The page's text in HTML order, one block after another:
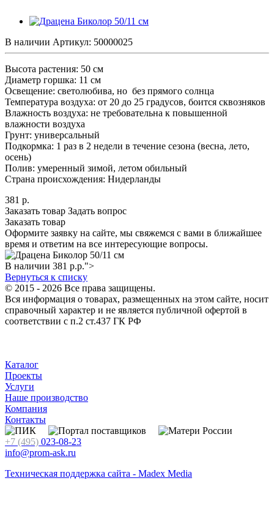
В наличии Артикул: 50000025
Высота растения: 50 cм
Диаметр горшка: 11 см
Освещение: светолюбива, но без прямого солнца
Температура воздуха: от 20 до 25 градусов, боится сквозняков
Влажность воздуха: не требовательна к повышенной
влажности воздуха
Грунт: универсальный
Подкормка: 1 раз в 2 недели в течение сезона (весна, лето,
осень)
Полив: умеренный зимой, летом обильный
Страна происхождения: Нидерланды
381 р.
Заказать товар Задать вопрос
Заказать товар
Оформите заявку на сайте, мы свяжемся с вами в ближайшее
время и ответим на все интересующие вопросы.
В наличии 381 р.р.">
Вернуться к списку
© 2015 - 2026 Все права защищены.
Вся информация о товарах, размещенных на этом сайте, носит
справочный характер и не является публичной офертой в
соответствии с п.2 ст.437 ГК РФ
Каталог
Проекты
Услуги
Наше производство
Компания
Контакты
+7 (495) 023-08-23
info@prom-ask.ru
Техническая поддержка сайта - Madex Media